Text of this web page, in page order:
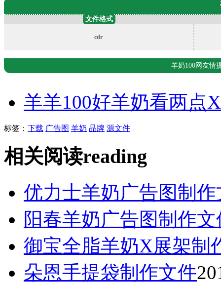
文件格式
cdr
羊奶100网友情
羊羊100好羊奶看两点
标签： 下载 广告图 羊奶 品牌 源文件
相关阅读reading
优力士羊奶广告图制作
阳春羊奶广告图制作文
御宝全脂羊奶X展架制
朵恩手提袋制作文件